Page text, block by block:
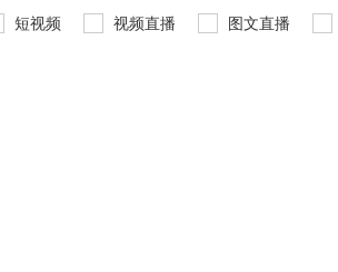
短视频 视频直播 图文直播